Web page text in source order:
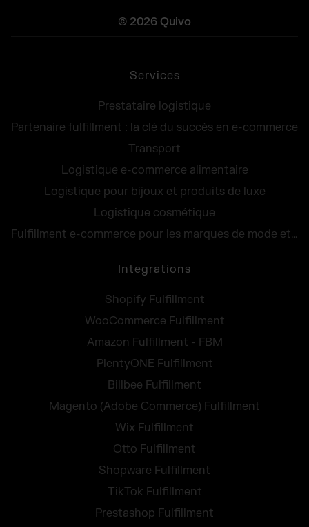
© 2026 Quivo
Services
Prestataire logistique
Partenaire fulfillment : la clé du succès en e-commerce
Transport
Logistique e-commerce alimentaire
Logistique pour bijoux et produits de luxe
Logistique cosmétique
Fulfillment e-commerce pour les marques de mode et lifestyle
Integrations
Shopify Fulfillment
WooCommerce Fulfillment
Amazon Fulfillment - FBM
PlentyONE Fulfillment
Billbee Fulfillment
Magento (Adobe Commerce) Fulfillment
Wix Fulfillment
Otto Fulfillment
Shopware Fulfillment
TikTok Fulfillment
Prestashop Fulfillment